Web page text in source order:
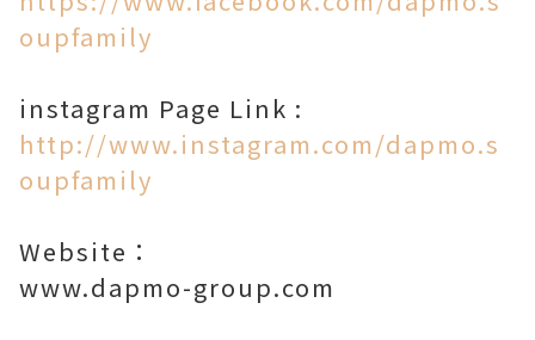
oupfamily
instagram Page Link :
http://www.instagram.com/dapmo.s
oupfamily
Website：
www.dapmo-group.com